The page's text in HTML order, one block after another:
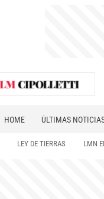
HOME ÚLTIMAS
LEY DE TIERRAS LMN